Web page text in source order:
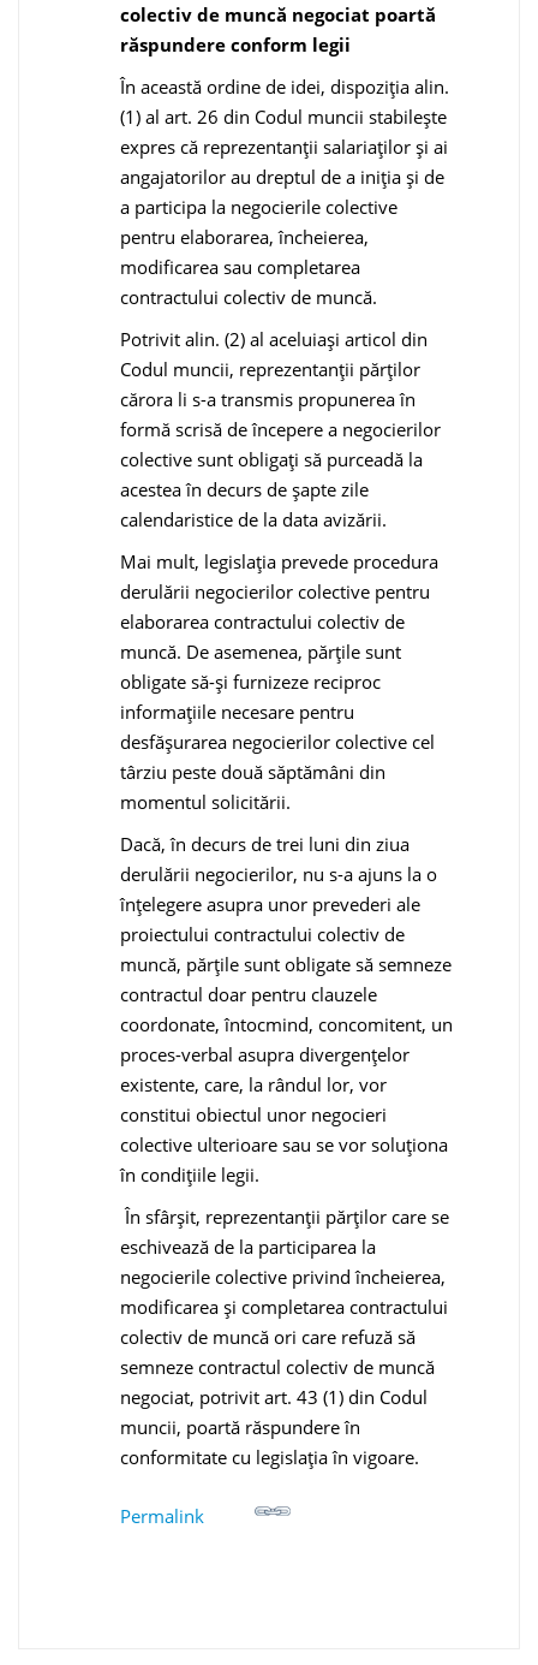
colectiv de muncă negociat poartă
răspundere conform legii
În această ordine de idei, dispoziția alin.
(1) al art. 26 din Codul muncii stabilește
expres că reprezentanții salariaţilor și ai
angajatorilor au dreptul de a iniția și de
a participa la negocierile colective
pentru elaborarea, încheierea,
modificarea sau completarea
contractului colectiv de muncă.
Potrivit alin. (2) al aceluiași articol din
Codul muncii, reprezentanții părților
cărora li s-a transmis propunerea în
formă scrisă de începere a negocierilor
colective sunt obligați să purceadă la
acestea în decurs de șapte zile
calendaristice de la data avizării.
Mai mult, legislația prevede procedura
derulării negocierilor colective pentru
elaborarea contractului colectiv de
muncă. De asemenea, părțile sunt
obligate să-și furnizeze reciproc
informațiile necesare pentru
desfășurarea negocierilor colective cel
târziu peste două săptămâni din
momentul solicitării.
Dacă, în decurs de trei luni din ziua
derulării negocierilor, nu s-a ajuns la o
înțelegere asupra unor prevederi ale
proiectului contractului colectiv de
muncă, părțile sunt obligate să semneze
contractul doar pentru clauzele
coordonate, întocmind, concomitent, un
proces-verbal asupra divergențelor
existente, care, la rândul lor, vor
constitui obiectul unor negocieri
colective ulterioare sau se vor soluționa
în condițiile legii.
În sfârșit, reprezentanții părților care se
eschivează de la participarea la
negocierile colective privind încheierea,
modificarea și completarea contractului
colectiv de muncă ori care refuză să
semneze contractul colectiv de muncă
negociat, potrivit art. 43 (1) din Codul
muncii, poartă răspundere în
conformitate cu legislația în vigoare.
Permalink